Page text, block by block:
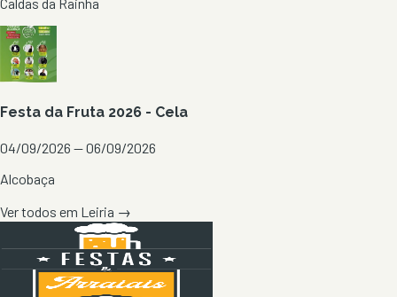
Festa da Fruta 2026 - Cela
04/09/2026 — 06/09/2026
Alcobaça
Ver todos em Leiria →